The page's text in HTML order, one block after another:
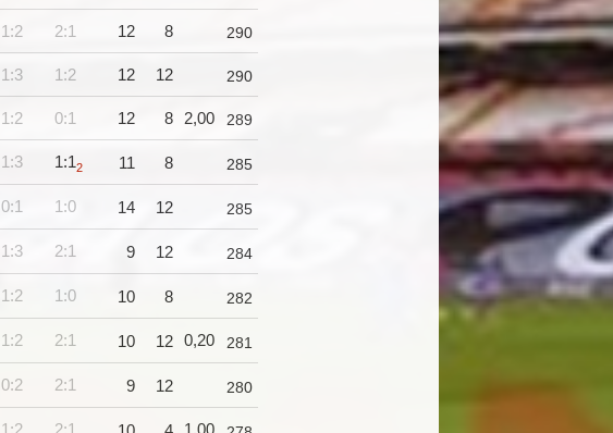
1:2 2:1 12 8 290
1:3 1:2 12 12 290
1:2 0:1 12 8 2,00 289
1:3 1:12 11 8 285
0:1 1:0 14 12 285
1:3 2:1 9 12 284
1:2 1:0 10 8 282
1:2 2:1 10 12 0,20 281
0:2 2:1 9 12 280